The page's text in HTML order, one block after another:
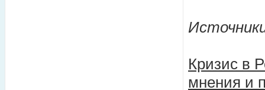
Кризис в
мнения и